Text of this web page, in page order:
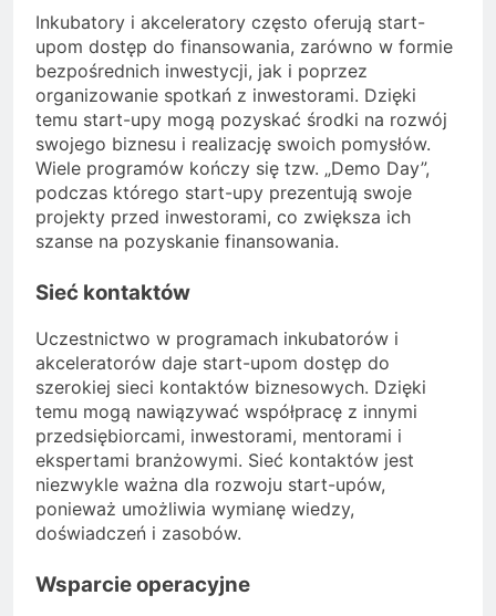
Inkubatory i akceleratory często oferują start-
upom dostęp do finansowania, zarówno w formie
bezpośrednich inwestycji, jak i poprzez
organizowanie spotkań z inwestorami. Dzięki
temu start-upy mogą pozyskać środki na rozwój
swojego biznesu i realizację swoich pomysłów.
Wiele programów kończy się tzw. „Demo Day”,
podczas którego start-upy prezentują swoje
projekty przed inwestorami, co zwiększa ich
szanse na pozyskanie finansowania.
Sieć kontaktów
Uczestnictwo w programach inkubatorów i
akceleratorów daje start-upom dostęp do
szerokiej sieci kontaktów biznesowych. Dzięki
temu mogą nawiązywać współpracę z innymi
przedsiębiorcami, inwestorami, mentorami i
ekspertami branżowymi. Sieć kontaktów jest
niezwykle ważna dla rozwoju start-upów,
ponieważ umożliwia wymianę wiedzy,
doświadczeń i zasobów.
Wsparcie operacyjne